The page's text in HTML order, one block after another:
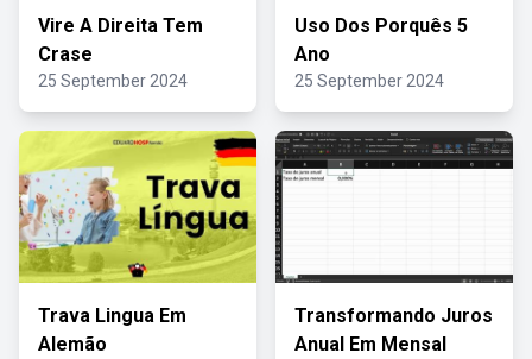
Vire A Direita Tem
Crase
25 September 2024
Uso Dos Porquês 5
Ano
25 September 2024
Trava Lingua Em
Alemão
Transformando Juros
Anual Em Mensal